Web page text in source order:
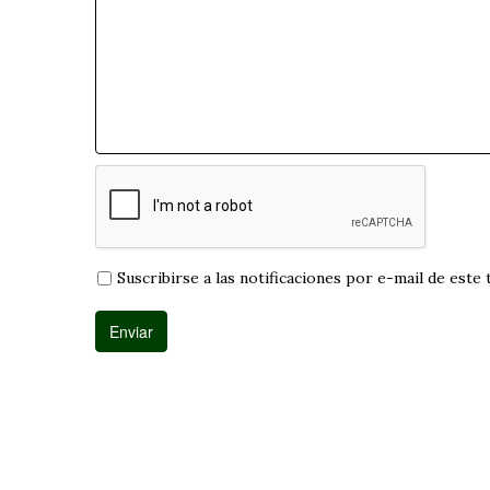
Suscribirse a las notificaciones por e-mail de este